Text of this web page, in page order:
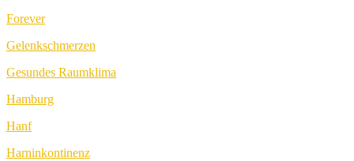
Forever
Gelenkschmerzen
Gesundes Raumklima
Hamburg
Hanf
Harninkontinenz